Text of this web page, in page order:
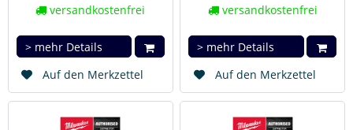
versandkostenfrei
> mehr Details
Auf den Merkzettel
versandkostenfrei
> mehr Details
Auf den Merkzettel